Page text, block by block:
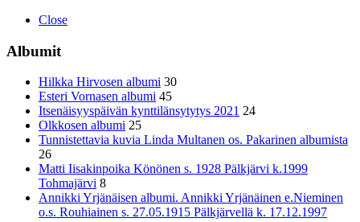
Close
Albumit
Hilkka Hirvosen albumi 30
Esteri Vornasen albumi 45
Itsenäisyyspäivän kynttilänsytytys 2021 24
Olkkosen albumi 25
Tunnistettavia kuvia Linda Multanen os. Pakarinen albumista
26
Matti Iisakinpoika Könönen s. 1928 Pälkjärvi k.1999
Tohmajärvi 8
Annikki Yrjänäisen albumi. Annikki Yrjänäinen e.Nieminen
o.s. Rouhiainen s. 27.05.1915 Pälkjärvellä k. 17.12.1997